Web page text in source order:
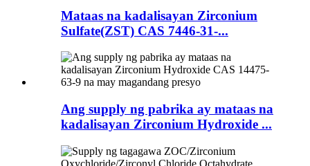
Mataas na kadalisayan Zirconium
Sulfate(ZST) CAS 7446-31-...
Ang supply ng pabrika ay mataas na
kadalisayan Zirconium Hydroxide ...